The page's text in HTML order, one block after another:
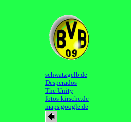
schwatzgelb.de
Desperados
The Unity
fotos-kirsche.de
maps.google.de